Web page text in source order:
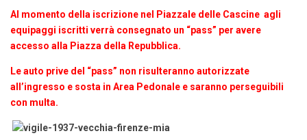
Al momento della iscrizione nel Piazzale delle Cascine agli
equipaggi iscritti verrà consegnato un “pass” per avere
accesso alla Piazza della Repubblica.
Le auto prive del “pass” non risulteranno autorizzate
all’ingresso e sosta in Area Pedonale e saranno perseguibili
con multa.